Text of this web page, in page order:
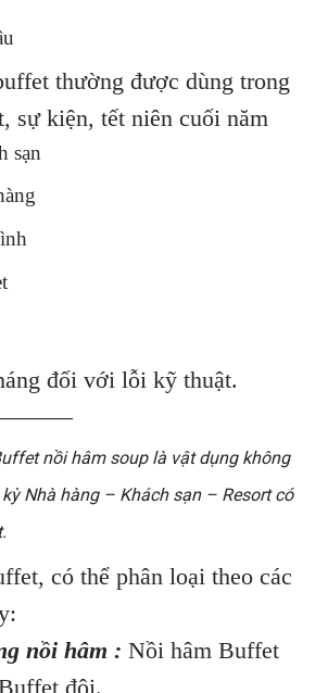
thường được dùng trong
sự kiện, tết niên cuối năm
sạn
đối với lỗi kỹ thuật.
nồi hâm souplà vật dụng không
Nhà hàng – Khách sạn – Resort có
có thể phân loại theo các
nồi hâm : Nồi hâm Buffet